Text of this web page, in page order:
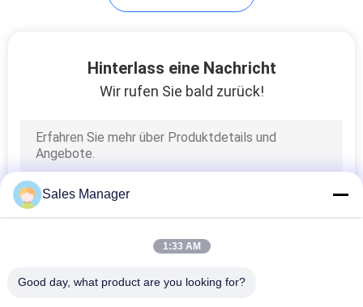
Hinterlass eine Nachricht
Wir rufen Sie bald zurück!
Sales Manager
1:33 AM
Good day, what product are you looking for?